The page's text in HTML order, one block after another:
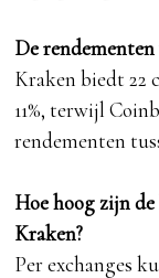
De rendementen
Kraken biedt 22
11%, terwijl
rendementen
Hoe hoog zijn
Kraken?
Per exchanges